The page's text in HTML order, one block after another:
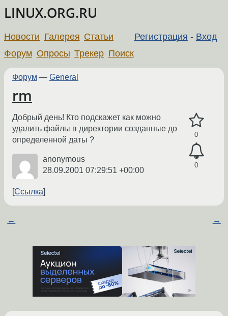
LINUX.ORG.RU
Регистрация - Вход
Новости Галерея Статьи
Форум Опросы Трекер Поиск
Форум — General
rm
0
0
Добрый день! Кто подскажет как можно
удалить файлы в директории созданные до
определенной даты ?
anonymous
28.09.2001 07:29:51 +00:00
Ссылка
← →